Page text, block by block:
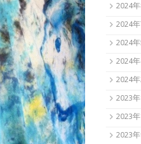
2024
2024
2024
2024
2024
2023
2023
2023